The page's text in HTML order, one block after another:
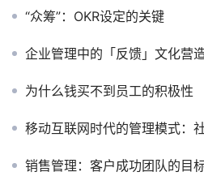
“众筹”：OKR设定的关键
企业管理中的「反馈」文化营
为什么钱买不到员工的积极性
移动互联网时代的管理模式：
销售管理：客户成功团队的目